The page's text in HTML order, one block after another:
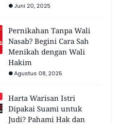
Juni 20, 2025
Pernikahan Tanpa Wali
Nasab? Begini Cara Sah
Menikah dengan Wali
Hakim
Agustus 08, 2025
Harta Warisan Istri
Dipakai Suami untuk
Judi? Pahami Hak dan